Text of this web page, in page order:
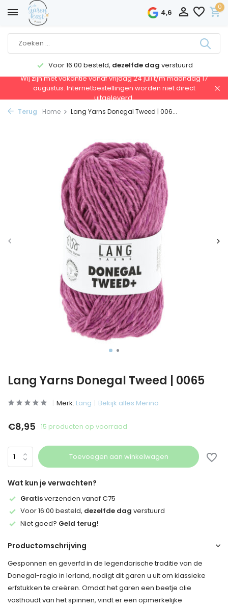
4,6
0
Voor 16:00 besteld, dezelfde dag verstuurd
Wij zijn met vakantie vanaf vrijdag 24 juli t/m maandag 17
augustus. Internetbestellingen worden niet direct
uitgeleverd.
Terug Home Lang Yarns Donegal Tweed | 006...
Lang Yarns Donegal Tweed | 0065
Merk: Lang Bekijk alles Merino
€8,95 15 producten op voorraad
Toevoegen aan winkelwagen
Wat kun je verwachten?
Gratisverzenden vanaf €75
Voor 16:00 besteld, dezelfde dag verstuurd
Niet goed? Geld terug!
Productomschrijving
Gesponnen en geverfd in de legendarische traditie van de
Donegal-regio in Ierland, nodigt dit garen u uit om klassieke
erfstukken te creëren. Omdat het garen een beetje olie
vasthoudt van het spinnen, vindt er een opmerkelijke